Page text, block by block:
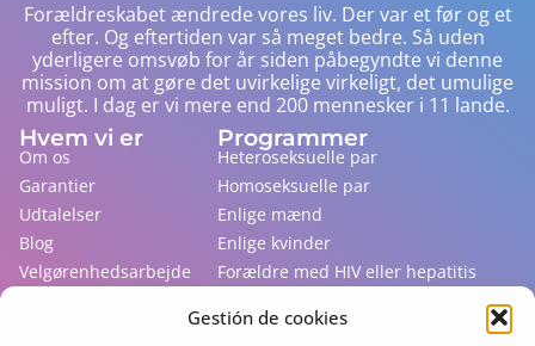
Gestión de cookies
Forældreskabet ændrede vores liv. Der var et før og et
efter. Og eftertiden var så meget bedre. Så uden
yderligere omsvøb for år siden påbegyndte vi denne
mission om at gøre det uvirkelige virkeligt, det umulige
muligt. I dag er vi mere end 200 mennesker i 11 lande.
Hvem vi er
Om os
Garantier
Udtalelser
Blog
Velgørenhedsarbejde
Programmer
Heteroseksuelle par
Homoseksuelle par
Enlige mænd
Enlige kvinder
Forældre med HIV eller hepatitis